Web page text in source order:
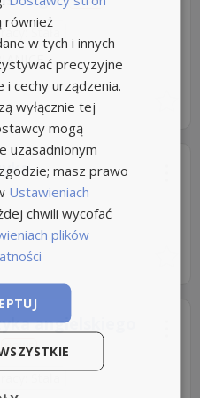
Stała
angielskiego
NOWE
również
w tych i innych
precyzyjne
i cechy urządzenia.
wyłącznie tej
mogą
uzasadnionym
masz prawo
Ustawieniach
chwili wycofać
plików